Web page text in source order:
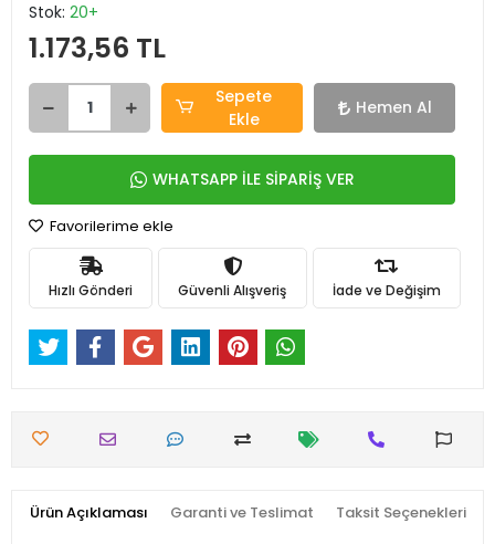
Stok: 20+
1.173,56 TL
Sepete
Ekle
Hemen Al
WHATSAPP İLE SİPARİŞ VER
Favorilerime ekle
Hızlı Gönderi Güvenli Alışveriş İade ve Değişim
Ürün Açıklaması Garanti ve Teslimat Taksit Seçenekleri